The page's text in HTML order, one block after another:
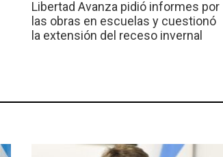
Libertad Avanza pidió informes por
las obras en escuelas y cuestionó
la extensión del receso invernal